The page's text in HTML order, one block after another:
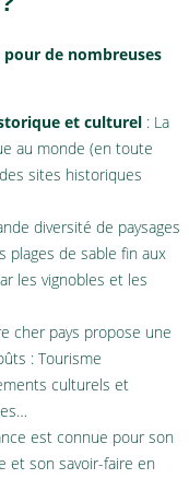
de nombreuses
et culturel : La
au monde (en toute
sites historiques
diversité de paysages
plages de sable fin aux
les vignobles et les
cher pays propose une
: Tourisme
culturels et
est connue pour son
et son savoir-faire en